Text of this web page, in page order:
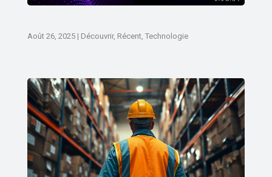
Août 26, 2025| Découvrir, Récent, Technologie